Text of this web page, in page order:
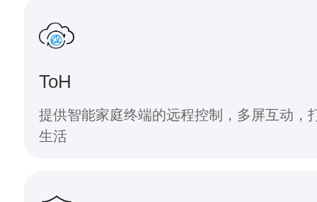
ToH
提供智能家庭终端的远程控制，多屏互动，
生活